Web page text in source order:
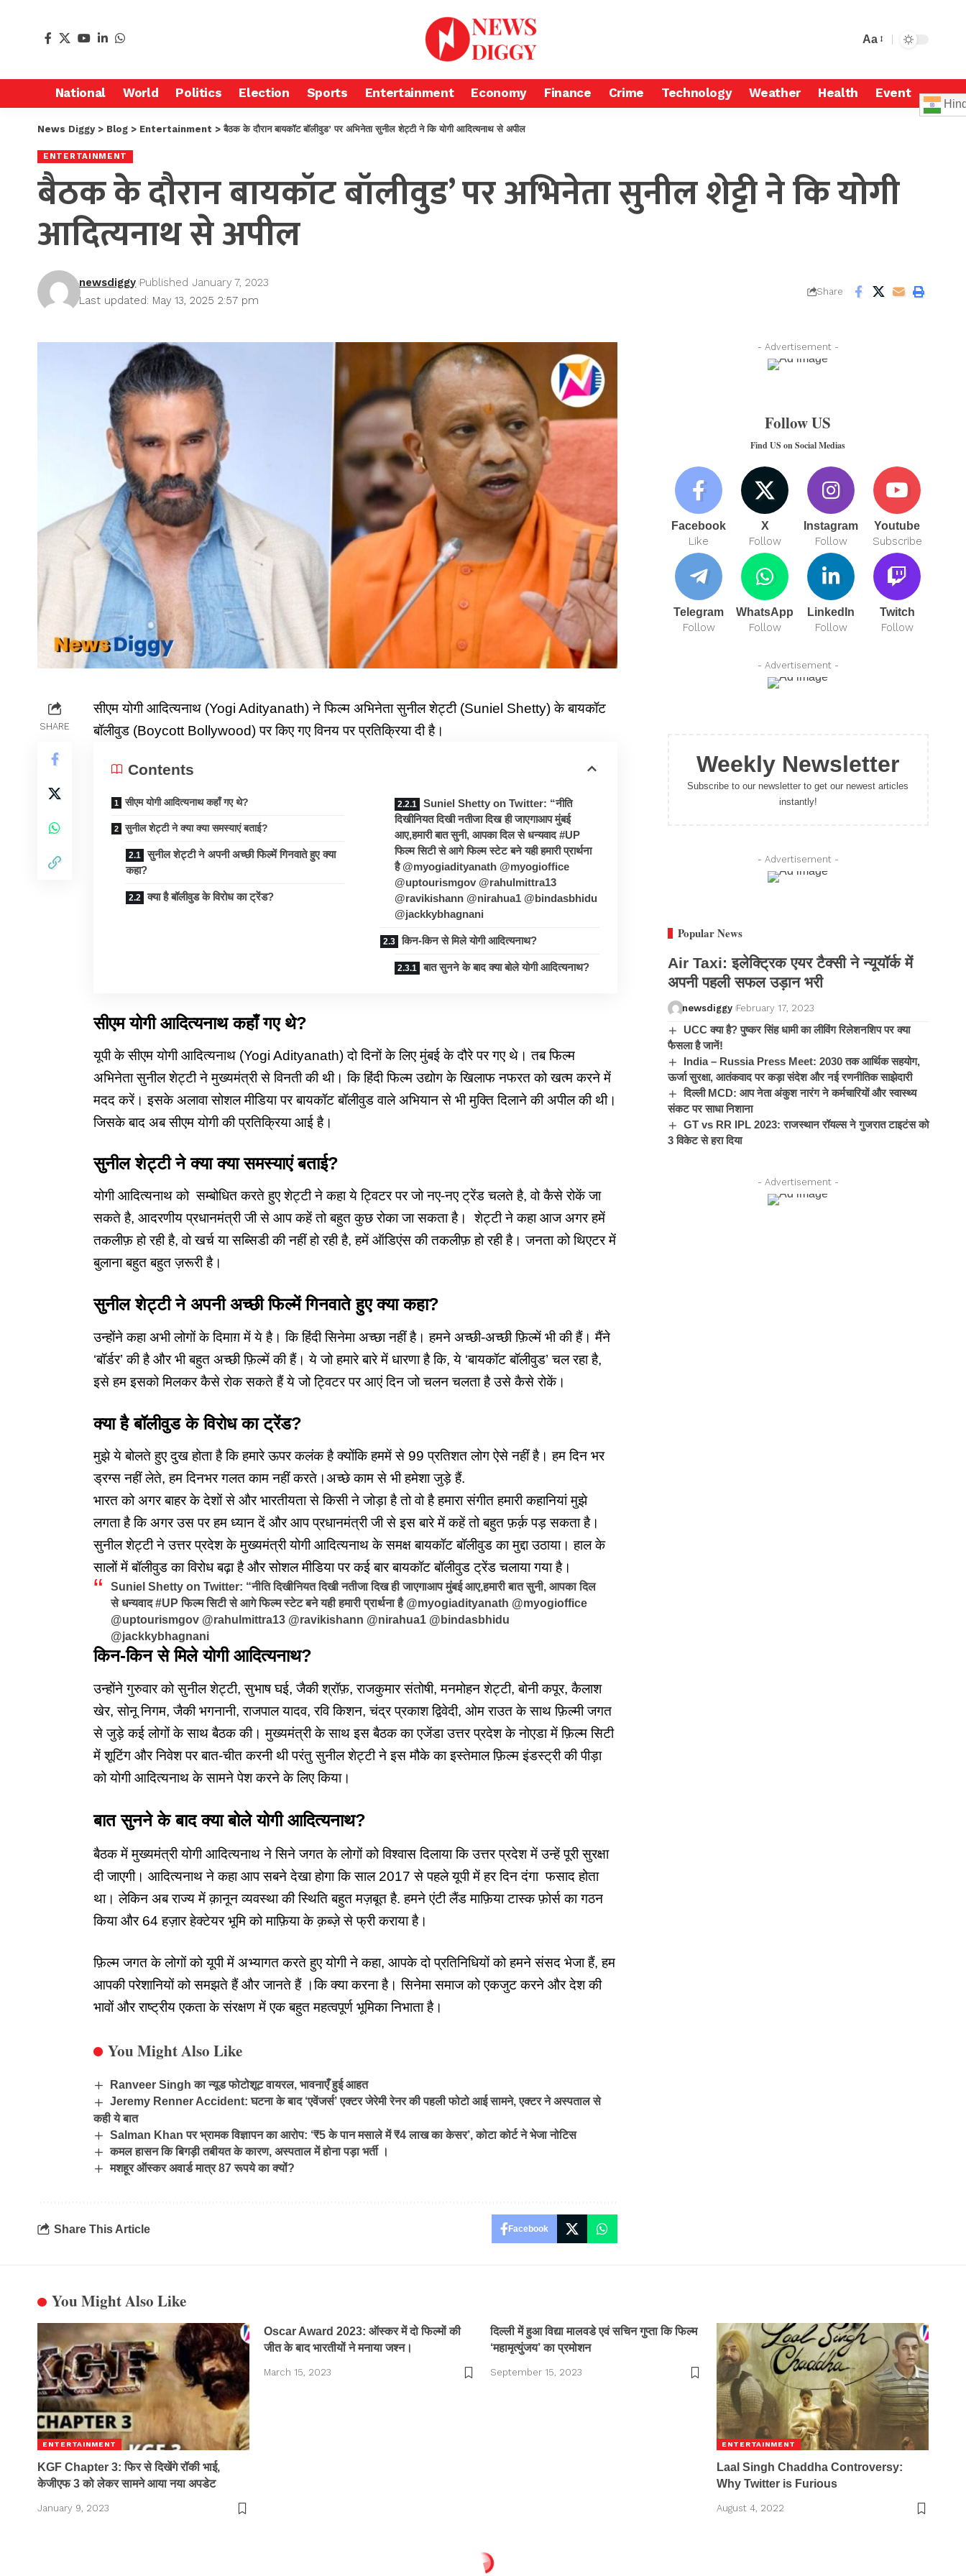
Aa
National World Politics Election Sports Entertainment Economy Finance Crime Technology Weather Health Event
News Diggy> Blog > Entertainment > बैठक के दौरान बायकॉट बॉलीवुड’ पर अभिनेता सुनील शेट्टी ने कि योगी आदित्यनाथ से अपील
ENTERTAINMENT
बैठक के दौरान बायकॉट बॉलीवुड’ पर अभिनेता सुनील शेट्टी ने कि योगी
आदित्यनाथ से अपील
Last updated: May 13, 2025 2:57 pm
newsdiggy Published January 7, 2023
Share
SHARE
सीएम योगी आदित्यनाथ (Yogi Adityanath) ने फिल्म अभिनेतासुनील शेट्टी(Suniel Shetty) के बायकॉट
बॉलीवुड (Boycott Bollywood) पर किए गए विनय पर प्रतिक्रिया दी है।
Contents
सीएम योगी आदित्यनाथ कहाँ गए थे?
सुनील शेट्टी ने क्या क्या समस्याएं बताई?
सुनील शेट्टी ने अपनी अच्छी फिल्में गिनवाते हुए क्या
कहा?
क्या है बॉलीवुड के विरोध का ट्रेंड?
Suniel Shetty on Twitter: “नीति
दिखीनियत दिखी नतीजा दिख ही जाएगाआप मुंबई
आए,हमारी बात सुनी, आपका दिल से धन्यवाद #UP
फिल्म सिटी से आगे फिल्म स्टेट बने यही हमारी प्रार्थना
है @myogiadityanath @myogioffice
@uptourismgov @rahulmittra13
@ravikishann @nirahua1 @bindasbhidu
@jackkybhagnani
किन-किन से मिले योगी आदित्यनाथ?
बात सुनने के बाद क्या बोले योगी आदित्यनाथ?
सीएम योगी आदित्यनाथ कहाँ गए थे?
यूपी के सीएम योगी आदित्यनाथ (Yogi Adityanath) दो दिनों के लिए मुंबई के दौरे पर गए थे। तब फिल्म
अभिनेता सुनील शेट्टी ने मुख्यमंत्री से विनती की थी। कि हिंदी फिल्म उद्योग के खिलाफ नफरत को खत्म करने में
मदद करें। इसके अलावा सोशल मीडिया पर ‌बायकॉटबॉलीवुड वाले अभियान से भी मुक्ति दिलाने की अपील की थी।
जिसके बाद अब सीएम योगी की प्रतिक्रिया आई है।
सुनील शेट्टी ने क्या क्या समस्याएं बताई?
योगी आदित्यनाथ को सम्बोधित करते हुए शेट्टी ने कहा ये ट्विटर पर जो नए-नए ट्रेंड चलते है, वो कैसे रोकें जा
सकते है, आदरणीय प्रधानमंत्री जी से आप कहें तो बहुत कुछ रोका जा सकता है।
शेट्टी ने कहा आज अगर हमें
तकलीफ़ हो रही है, वो खर्च या सब्सिडी की नहीं हो रही है, हमें ऑडिएंस की तकलीफ़ हो रही है। जनता को थिएटर में
बुलाना बहुत बहुत ज़रूरी है।
सुनील शेट्टी ने अपनी अच्छी फिल्में गिनवाते हुए क्या कहा?
उन्होंने कहा अभी लोगों के दिमाग़ में ये है। कि हिंदी सिनेमा अच्छा नहीं है। हमने अच्छी-अच्छी फ़िल्में भी की हैं। मैंने
‘बॉर्डर’ की है और भी बहुत अच्छी फ़िल्में की हैं। ये जो हमारे बारे में धारणा है कि, ये ‘बायकॉटबॉलीवुड’ चल रहा है,
इसे हम इसको मिलकर कैसे रोक सकते हैं ये जो ट्विटर पर आएं दिन जो चलन चलता है उसे कैसे रोकें।
क्या है बॉलीवुड के विरोध का ट्रेंड?
मुझे ये बोलते हुए दुख होता है कि हमारे ऊपर कलंक है क्योंकि हममें से 99 प्रतिशत लोग ऐसे नहीं है। हम दिन भर
ड्रग्स नहीं लेते, हम दिनभर गलत काम नहीं करते।अच्छे काम से भी हमेशा जुड़े हैं.
भारत को अगर बाहर के देशों से और भारतीयता से किसी ने जोड़ा है तो वो है हमारा संगीत हमारी कहानियां मुझे
लगता है कि अगर उस पर हम ध्यान दें और आप प्रधानमंत्री जी से इस बारे में कहें तो बहुत फ़र्क़ पड़ सकता है।
सुनील शेट्टी ने उत्तर प्रदेश के मुख्यमंत्री योगी आदित्यनाथ के समक्ष बायकॉट बॉलीवुड का मुद्दा उठाया। हाल के
सालों में बॉलीवुड का विरोध बढ़ा है और सोशल मीडिया पर कई बार बायकॉट बॉलीवुड ट्रेंड चलाया गया है।
Suniel Shetty on Twitter: “नीति दिखीनियत दिखी नतीजा दिख ही जाएगाआप मुंबई आए,हमारी बात सुनी, आपका दिल
से धन्यवाद #UP फिल्म सिटी से आगे फिल्म स्टेट बने यही हमारी प्रार्थना है @myogiadityanath @myogioffice
@uptourismgov @rahulmittra13 @ravikishann @nirahua1 @bindasbhidu
@jackkybhagnani
किन-किन से मिले योगी आदित्यनाथ?
उन्होंने गुरुवार को सुनील शेट्टी, सुभाष घई, जैकी श्रॉफ़, राजकुमार संतोषी, मनमोहन शेट्टी, बोनी कपूर, कैलाश
खेर, सोनू निगम, जैकी भगनानी, राजपाल यादव, रवि किशन, चंद्र प्रकाश द्विवेदी, ओम राउत के साथ फ़िल्मी जगत
से जुड़े कई लोगों के साथ बैठक की। मुख्यमंत्री के साथ इस बैठक का एजेंडा उत्तर प्रदेश के नोएडा में फ़िल्म सिटी
में शूटिंग और निवेश पर बात-चीत करनी थी परंतु सुनील शेट्टी ने इस मौके का इस्तेमाल फ़िल्म इंडस्ट्री की पीड़ा
को योगी आदित्यनाथ के सामने पेश करने के लिए किया।
बात सुनने के बाद क्या बोले योगी आदित्यनाथ?
बैठक में मुख्यमंत्रीयोगी आदित्यनाथने सिने जगत के लोगों को विश्वास दिलाया कि उत्तर प्रदेश में उन्हें पूरी सुरक्षा
दी जाएगी। आदित्यनाथ ने कहा आप सबने देखा होगा कि साल 2017 से पहले यूपी में हर दिन दंगा फसाद होता
था। लेकिन अब राज्य में क़ानून व्यवस्था की स्थिति बहुत मज़बूत है. हमने एंटी लैंड माफ़िया टास्क फ़ोर्स का गठन
किया और 64 हज़ार हेक्टेयर भूमि को माफ़िया के क़ब्ज़े से फ्री कराया है।
फ़िल्म जगत के लोगों को यूपी में अभ्यागत करते हुए योगी ने कहा, आपके दो प्रतिनिधियों को हमने संसद भेजा हैं, हम
आपकी परेशानियों को समझते हैं और जानते हैं ।कि क्या करना है। सिनेमा समाज को एकजुट करने और देश की
भावों और राष्ट्रीय एकता के संरक्षण में एक बहुत महत्वपूर्ण भूमिका निभाता है।
You Might Also Like
Ranveer Singh का न्यूड फोटोशूट वायरल, भावनाएँ हुई आहत
Jeremy Renner Accident: घटना के बाद ‘एवेंजर्स’ एक्टर जेरेमी रेनर की पहली फोटो आई सामने, एक्टर ने अस्पताल से
कही ये बात
Salman Khan पर भ्रामक विज्ञापन का आरोप: ‘₹5 के पान मसाले में ₹4 लाख का केसर’, कोटा कोर्ट ने भेजा नोटिस
कमल हासन कि बिगड़ी तबीयत के कारण, अस्पताल में होना पड़ा भर्ती ।
मशहूर ऑस्कर अवार्ड मात्र 87 रूपये का क्यों?
Share This Article Facebook
- Advertisement -
Follow US
Find US on Social Medias
Facebook
Like
X
Follow
Instagram
Follow
Youtube
Subscribe
Telegram
Follow
WhatsApp
Follow
LinkedIn
Follow
Twitch
Follow
- Advertisement -
Weekly Newsletter
Subscribe to our newsletter to get our newest articles
instantly!
- Advertisement -
Popular News
Air Taxi: इलेक्ट्रिक एयर टैक्सी ने न्यूयॉर्क में
अपनी पहली सफल उड़ान भरी
newsdiggy February 17, 2023
UCC क्या है? पुष्कर सिंह धामी का लीविंग रिलेशनशिप पर क्या
फैसला है जानें!
India – Russia Press Meet: 2030 तक आर्थिक सहयोग,
ऊर्जा सुरक्षा, आतंकवाद पर कड़ा संदेश और नई रणनीतिक साझेदारी
दिल्ली MCD: आप नेता अंकुश नारंग ने कर्मचारियों और स्वास्थ्य
संकट पर साधा निशाना
GT vs RR IPL 2023: राजस्थान रॉयल्स ने गुजरात टाइटंस को
3 विकेट से हरा दिया
- Advertisement -
You Might Also Like
ENTERTAINMENT
KGF Chapter 3: फिर से दिखेंगे रॉकी भाई,
केजीएफ 3 को लेकर सामने आया नया अपडेट
January 9, 2023
Oscar Award 2023: ऑस्कर में दो फिल्मों की
जीत के बाद भारतीयों ने मनाया जश्न।
March 15, 2023
दिल्ली में हुआ विद्या मालवडे एवं सचिन गुप्ता कि फिल्म
‘महामृत्युंजय’ का प्रमोशन
September 15, 2023
ENTERTAINMENT
Laal Singh Chaddha Controversy:
Why Twitter is Furious
August 4, 2022